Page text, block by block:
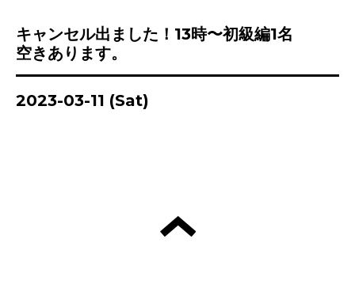
キャンセル出ました！13時〜初級編1名
空きあります。
2023-03-11 (Sat)